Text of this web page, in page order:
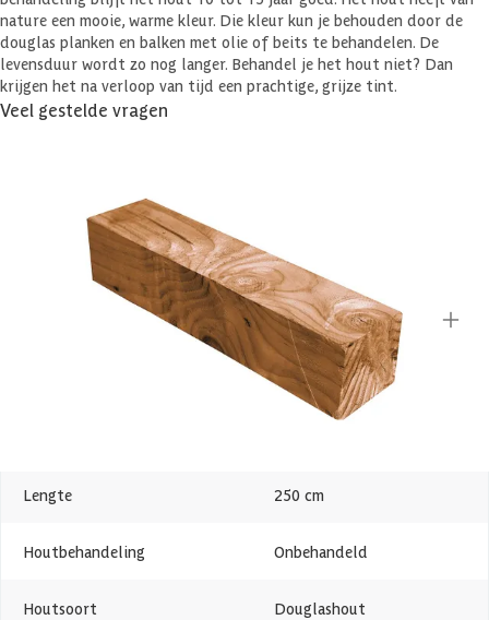
nature een mooie, warme kleur. Die kleur kun je behouden door de
douglas planken en balken met olie of beits te behandelen. De
levensduur wordt zo nog langer. Behandel je het hout niet? Dan
krijgen het na verloop van tijd een prachtige, grijze tint.
Veel gestelde vragen
Specificaties
Belangrijke specificaties
Azalp
Lengte 250 cm
Houtbehandeling Onbehandeld
Houtsoort Douglashout